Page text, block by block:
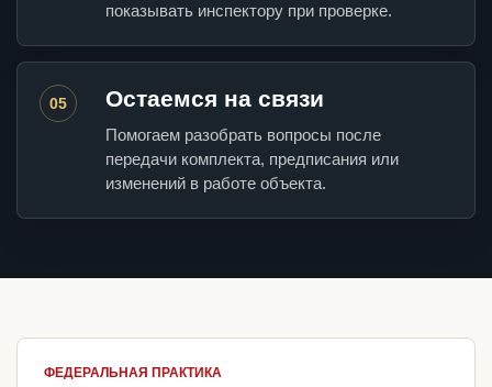
показывать инспектору при проверке.
05 Остаемся на связи
Помогаем разобрать вопросы после
передачи комплекта, предписания или
изменений в работе объекта.
ФЕДЕРАЛЬНАЯ ПРАКТИКА